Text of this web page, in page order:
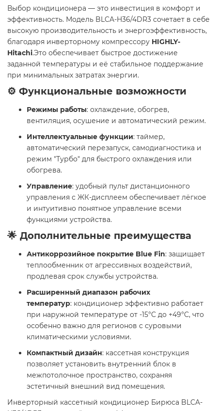
Выбор кондиционера — это инвестиция в комфорт и
эффективность. Модель BLCA-H36/4DR3 сочетает в себе
высокую производительность и энергоэффективность,
благодаря инверторному компрессору HIGHLY-
Hitachi.Это обеспечивает быстрое достижение
заданной температуры и её стабильное поддержание
при минимальных затратах энергии.
⚙️ Функциональные возможности
Режимы работы: охлаждение, обогрев,
вентиляция, осушение и автоматический режим.
Интеллектуальные функции: таймер,
автоматический перезапуск, самодиагностика и
режим "Турбо" для быстрого охлаждения или
обогрева.
Управление: удобный пульт дистанционного
управления с ЖК-дисплеем обеспечивает лёгкое
и интуитивно понятное управление всеми
функциями устройства.
🌟 Дополнительные преимущества
Антикоррозийное покрытие Blue Fin: защищает
теплообменник от агрессивных воздействий,
продлевая срок службы устройства.
Расширенный диапазон рабочих
температур: кондиционер эффективно работает
при наружной температуре от -15°C до +49°C, что
особенно важно для регионов с суровыми
климатическими условиями.
Компактный дизайн: кассетная конструкция
позволяет установить внутренний блок в
межпотолочное пространство, сохраняя
эстетичный внешний вид помещения.
Инверторный кассетный кондиционер Бирюса BLCA-